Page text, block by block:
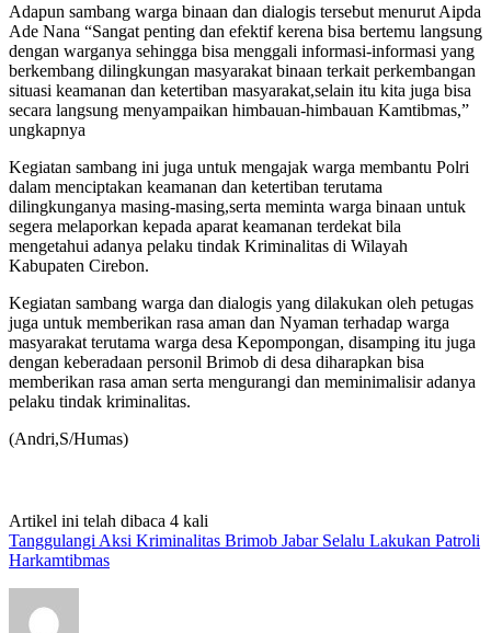
Adapun sambang warga binaan dan dialogis tersebut menurut Aipda
Ade Nana “Sangat penting dan efektif kerena bisa bertemu langsung
dengan warganya sehingga bisa menggali informasi-informasi yang
berkembang dilingkungan masyarakat binaan terkait perkembangan
situasi keamanan dan ketertiban masyarakat,selain itu kita juga bisa
secara langsung menyampaikan himbauan-himbauan Kamtibmas,”
ungkapnya
Kegiatan sambang ini juga untuk mengajak warga membantu Polri
dalam menciptakan keamanan dan ketertiban terutama
dilingkunganya masing-masing,serta meminta warga binaan untuk
segera melaporkan kepada aparat keamanan terdekat bila
mengetahui adanya pelaku tindak Kriminalitas di Wilayah
Kabupaten Cirebon.
Kegiatan sambang warga dan dialogis yang dilakukan oleh petugas
juga untuk memberikan rasa aman dan Nyaman terhadap warga
masyarakat terutama warga desa Kepompongan, disamping itu juga
dengan keberadaan personil Brimob di desa diharapkan bisa
memberikan rasa aman serta mengurangi dan meminimalisir adanya
pelaku tindak kriminalitas.
(Andri,S/Humas)
Artikel ini telah dibaca 4 kali
Tanggulangi Aksi Kriminalitas Brimob Jabar Selalu Lakukan Patroli
Harkamtibmas